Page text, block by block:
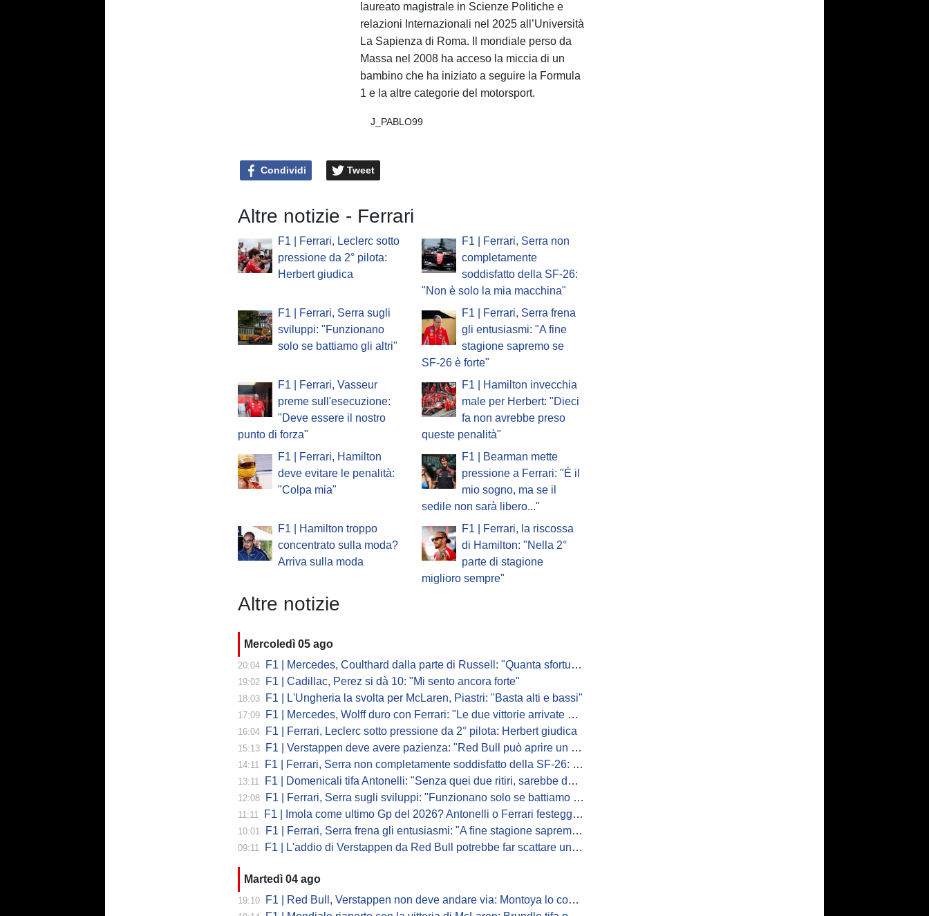
laureato magistrale in Scienze Politiche e
relazioni Internazionali nel 2025 all’Università
La Sapienza di Roma. Il mondiale perso da
Massa nel 2008 ha acceso la miccia di un
bambino che ha iniziato a seguire la Formula
1 e la altre categorie del motorsport.
J_PABLO99
Condividi Tweet
Altre notizie - Ferrari
F1 | Ferrari, Leclerc sotto
pressione da 2° pilota:
Herbert giudica
F1 | Ferrari, Serra non
completamente
soddisfatto della SF-26:
"Non è solo la mia macchina"
F1 | Ferrari, Serra sugli
sviluppi: "Funzionano
solo se battiamo gli altri"
F1 | Ferrari, Serra frena
gli entusiasmi: "A fine
stagione sapremo se
SF-26 è forte"
F1 | Ferrari, Vasseur
preme sull'esecuzione:
"Deve essere il nostro
punto di forza"
F1 | Hamilton invecchia
male per Herbert: "Dieci
fa non avrebbe preso
queste penalità"
F1 | Ferrari, Hamilton
deve evitare le penalità:
"Colpa mia"
F1 | Bearman mette
pressione a Ferrari: "É il
mio sogno, ma se il
sedile non sarà libero..."
F1 | Hamilton troppo
concentrato sulla moda?
Arriva sulla moda
F1 | Ferrari, la riscossa
di Hamilton: "Nella 2°
parte di stagione
miglioro sempre"
Altre notizie
Mercoledì 05 ago
20:04 F1 | Mercedes, Coulthard dalla parte di Russell: "Quanta sfortuna può avere un pilota?"
19:02 F1 | Cadillac, Perez si dà 10: "Mi sento ancora forte"
18:03 F1 | L'Ungheria la svolta per McLaren, Piastri: "Basta alti e bassi"
17:09 F1 | Mercedes, Wolff duro con Ferrari: "Le due vittorie arrivate per colpa nostra
16:04 F1 | Ferrari, Leclerc sotto pressione da 2° pilota: Herbert giudica
15:13 F1 | Verstappen deve avere pazienza: "Red Bull può aprire un nuovo corso"
14:11 F1 | Ferrari, Serra non completamente soddisfatto della SF-26: "Non è solo la mia macchina"
13:11 F1 | Domenicali tifa Antonelli: "Senza quei due ritiri, sarebbe davanti di tanto"
12:08 F1 | Ferrari, Serra sugli sviluppi: "Funzionano solo se battiamo gli altri"
11:11 F1 | Imola come ultimo Gp del 2026? Antonelli o Ferrari festeggiano il titolo in casa...
10:01 F1 | Ferrari, Serra frena gli entusiasmi: "A fine stagione sapremo se SF-26 è forte"
09:11 F1 | L'addio di Verstappen da Red Bull potrebbe far scattare un domino: ne parla Fittipaldi
Martedì 04 ago
19:10 F1 | Red Bull, Verstappen non deve andare via: Montoya lo convince